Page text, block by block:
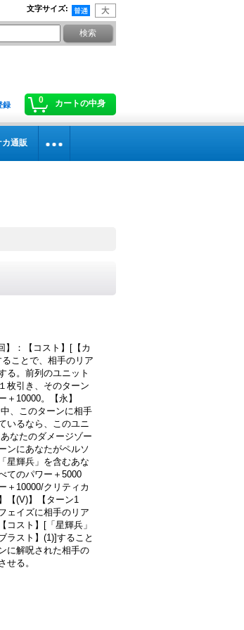
文字サイズ:
0 カートの中身
録
カ通販
】：【コスト】[【カ
ことで、相手のリア
る。前列のユニット
枚引き、そのターン
＋10000。【永】
、このターンに相手
いるなら、このユニ
なたのダメージゾー
ンにあなたがペルソ
星輝兵」を含むあな
てのパワー＋5000
＋10000/クリティカ
【(V)】【ターン1
ェイズに相手のリア
コスト】[「星輝兵」
ラスト】(1)]すること
に解呪された相手の
せる。